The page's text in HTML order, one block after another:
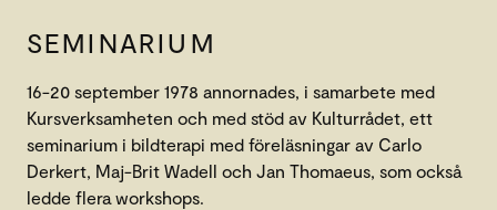
SEMINARIUM
16-20 september 1978 annornades, i samarbete med
Kursverksamheten och med stöd av Kulturrådet, ett
seminarium i bildterapi med föreläsningar av Carlo
Derkert, Maj-Brit Wadell och Jan Thomaeus, som också
ledde flera workshops.